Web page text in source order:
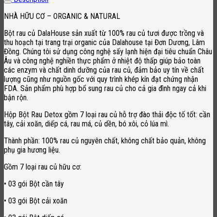
NHÀ HỮU CƠ – ORGANIC & NATURAL
Bột rau củ DalaHouse sản xuất từ 100% rau củ tươi được trồng và
thu hoạch tại trang trại organic của Dalahouse tại Đơn Dương, Lâm
Đồng. Chúng tôi sử dụng công nghệ sấy lạnh hiện đại tiêu chuẩn Châu
Âu và công nghệ nghiền thực phẩm ở nhiệt độ thấp giúp bảo toàn
các enzym và chất dinh dưỡng của rau củ, đảm bảo uy tín về chất
lượng cũng như nguồn gốc với quy trình khép kín đạt chứng nhận
FDA. Sản phẩm phù hợp bổ sung rau củ cho cả gia đình ngay cả khi
bận rộn.
Hộp Bột Rau Detox gồm 7 loại rau củ hỗ trợ đào thải độc tố tốt: cần
tây, cải xoăn, diếp cá, rau má, củ dền, bó xôi, cỏ lúa mì.
Thành phần: 100% rau củ nguyên chất, không chất bảo quản, không
phụ gia hương liệu.
Gồm 7 loại rau củ hữu cơ:
• 03 gói Bột cần tây
• 03 gói Bột cải xoăn